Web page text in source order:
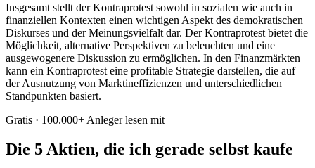
Insgesamt stellt der Kontraprotest sowohl in sozialen wie auch in
finanziellen Kontexten einen wichtigen Aspekt des demokratischen
Diskurses und der Meinungsvielfalt dar. Der Kontraprotest bietet die
Möglichkeit, alternative Perspektiven zu beleuchten und eine
ausgewogenere Diskussion zu ermöglichen. In den Finanzmärkten
kann ein Kontraprotest eine profitable Strategie darstellen, die auf
der Ausnutzung von Marktineffizienzen und unterschiedlichen
Standpunkten basiert.
Gratis · 100.000+ Anleger lesen mit
Die 5 Aktien, die ich gerade selbst kaufe